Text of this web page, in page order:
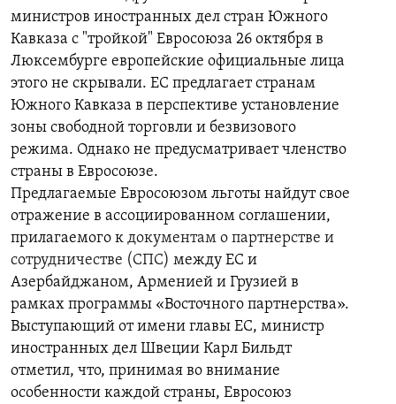
XƏBƏR BÜLLETENLƏRIMIZ
министров иностранных дел стран Южного
Кавказа с "тройкой" Евросоюза 26 октября в
Люксембурге европейские официальные лица
этого не скрывали. ЕС предлагает странам
Южного Кавказа в перспективе установление
зоны свободной торговли и безвизового
режима. Однако не предусматривает членство
страны в Евросоюзе.
Предлагаемые Евросоюзом льготы найдут свое
отражение в ассоциированном соглашении,
прилагаемого к документам о партнерстве и
сотрудничестве (СПС) между ЕС и
Азербайджаном, Арменией и Грузией в
рамках программы «Восточного партнерства».
Выступающий от имени главы ЕС, министр
иностранных дел Швеции Карл Бильдт
отметил, что, принимая во внимание
особенности каждой страны, Евросоюз